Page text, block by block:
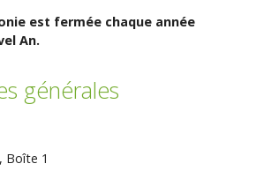
est fermée chaque année
An.
générales
Boîte 1